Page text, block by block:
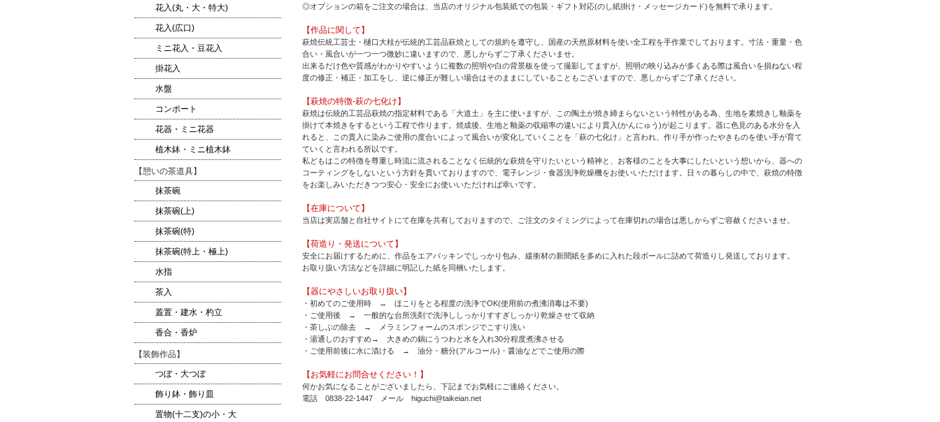
◎オプションの箱をご注文の場合は、当店のオリジナル包装紙での包装・ギフト対応(のし紙掛け・メッセージカード)を無料で承ります。
【作品に関して】
萩焼伝統工芸士・樋口大桂が伝統的工芸品萩焼としての規約を遵守し、国産の天然原材料を使い全工程を手作業でしております。寸法・重量・色
合い・風合いが一つ一つ微妙に違いますので、悪しからずご了承くださいませ。
出来るだけ色や質感がわかりやすいように複数の照明や白の背景板を使って撮影してますが、照明の映り込みが多くある際は風合いを損ねない程
度の修正・補正・加工をし、逆に修正が難しい場合はそのままにしていることもございますので、悪しからずご了承ください。
【萩焼の特徴-萩の七化け】
萩焼は伝統的工芸品萩焼の指定材料である「大道土」を主に使いますが、この陶土が焼き締まらないという特性がある為、生地を素焼きし釉薬を
掛けて本焼きをするという工程で作ります。焼成後、生地と釉薬の収縮率の違いにより貫入(かんにゅう)が起こります。器に色見のある水分を入
れると、この貫入に染みご使用の度合いによって風合いが変化していくことを「萩の七化け」と言われ、作り手が作ったやきものを使い手が育て
ていくと言われる所以です。
私どもはこの特徴を尊重し時流に流されることなく伝統的な萩焼を守りたいという精神と、お客様のことを大事にしたいという想いから、器への
コーティングをしないという方針を貫いておりますので、電子レンジ・食器洗浄乾燥機をお使いいただけます。日々の暮らしの中で、萩焼の特徴
をお楽しみいただきつつ安心・安全にお使いいただければ幸いです。
【在庫について】
当店は実店舗と自社サイトにて在庫を共有しておりますので、ご注文のタイミングによって在庫切れの場合は悪しからずご容赦くださいませ。
【荷造り・発送について】
安全にお届けするために、作品をエアパッキンでしっかり包み、緩衝材の新聞紙を多めに入れた段ボールに詰めて荷造りし発送しております。
お取り扱い方法などを詳細に明記した紙を同梱いたします。
【器にやさしいお取り扱い】
・初めてのご使用時 → ほこりをとる程度の洗浄でOK(使用前の煮沸消毒は不要)
・ご使用後 → 一般的な台所洗剤で洗浄ししっかりすすぎしっかり乾燥させて収納
・茶しぶの除去 → メラミンフォームのスポンジでこすり洗い
・湯通しのおすすめ→ 大きめの鍋にうつわと水を入れ30分程度煮沸させる
・ご使用前後に水に漬ける → 油分・糖分(アルコール)・醤油などでご使用の際
【お気軽にお問合せください！】
何かお気になることがございましたら、下記までお気軽にご連絡ください。
電話 0838-22-1447 メール higuchi@taikeian.net
花入(丸・大・特大)
花入(広口)
ミニ花入・豆花入
掛花入
水盤
コンポート
花器・ミニ花器
植木鉢・ミニ植木鉢
【憩いの茶道具】
抹茶碗
抹茶碗(上)
抹茶碗(特)
抹茶碗(特上・極上)
水指
茶入
蓋置・建水・杓立
香合・香炉
【装飾作品】
つぼ・大つぼ
飾り鉢・飾り皿
置物(十二支)の小・大